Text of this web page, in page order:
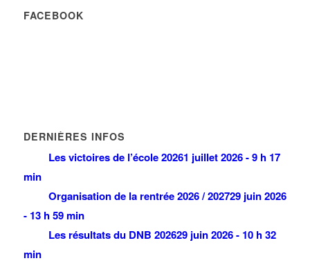
FACEBOOK
DERNIÈRES INFOS
Les victoires de l’école 20261 juillet 2026 - 9 h 17
min
Organisation de la rentrée 2026 / 202729 juin 2026
- 13 h 59 min
Les résultats du DNB 202629 juin 2026 - 10 h 32
min